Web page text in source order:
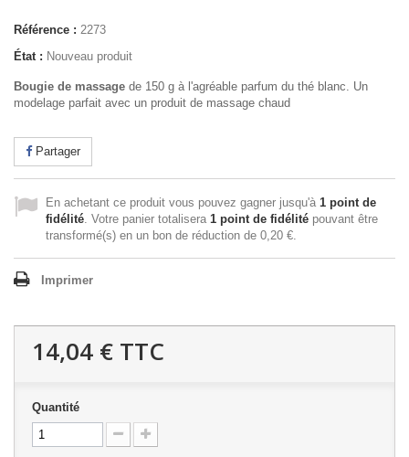
Référence : 2273
État : Nouveau produit
Bougie de massage de 150 g à l'agréable parfum du thé blanc. Un
modelage parfait avec un produit de massage chaud
Partager
En achetant ce produit vous pouvez gagner jusqu'à 1 point de
fidélité. Votre panier totalisera 1 point de fidélité pouvant être
transformé(s) en un bon de réduction de 0,20 €.
Imprimer
14,04 € TTC
Quantité